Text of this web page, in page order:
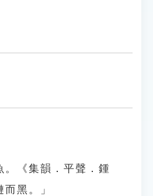
。《集韻．平聲．鍾
黑。」